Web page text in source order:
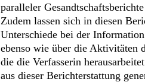
paralleler
Zudem lassen sich in diesen
Unterschiede bei der
ebenso wie über die Aktivitäten
die die Verfasserin
aus dieser Berichterstattung